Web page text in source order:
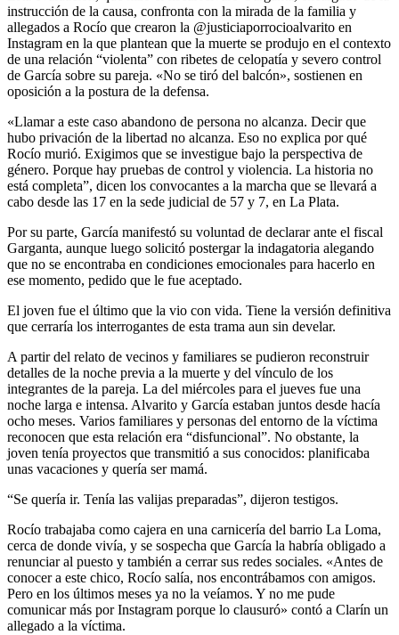
instrucción de la causa, confronta con la mirada de la familia y
allegados a Rocío que crearon la @justiciaporrocioalvarito en
Instagram en la que plantean que la muerte se produjo en el contexto
de una relación “violenta” con ribetes de celopatía y severo control
de García sobre su pareja. «No se tiró del balcón», sostienen en
oposición a la postura de la defensa.
«Llamar a este caso abandono de persona no alcanza. Decir que
hubo privación de la libertad no alcanza. Eso no explica por qué
Rocío murió. Exigimos que se investigue bajo la perspectiva de
género. Porque hay pruebas de control y violencia. La historia no
está completa”, dicen los convocantes a la marcha que se llevará a
cabo desde las 17 en la sede judicial de 57 y 7, en La Plata.
Por su parte, García manifestó su voluntad de declarar ante el fiscal
Garganta, aunque luego solicitó postergar la indagatoria alegando
que no se encontraba en condiciones emocionales para hacerlo en
ese momento, pedido que le fue aceptado.
El joven fue el último que la vio con vida. Tiene la versión definitiva
que cerraría los interrogantes de esta trama aun sin develar.
A partir del relato de vecinos y familiares se pudieron reconstruir
detalles de la noche previa a la muerte y del vínculo de los
integrantes de la pareja. La del miércoles para el jueves fue una
noche larga e intensa. Alvarito y García estaban juntos desde hacía
ocho meses. Varios familiares y personas del entorno de la víctima
reconocen que esta relación era “disfuncional”. No obstante, la
joven tenía proyectos que transmitió a sus conocidos: planificaba
unas vacaciones y quería ser mamá.
“Se quería ir. Tenía las valijas preparadas”, dijeron testigos.
Rocío trabajaba como cajera en una carnicería del barrio La Loma,
cerca de donde vivía, y se sospecha que García la habría obligado a
renunciar al puesto y también a cerrar sus redes sociales. «Antes de
conocer a este chico, Rocío salía, nos encontrábamos con amigos.
Pero en los últimos meses ya no la veíamos. Y no me pude
comunicar más por Instagram porque lo clausuró» contó a Clarín un
allegado a la víctima.